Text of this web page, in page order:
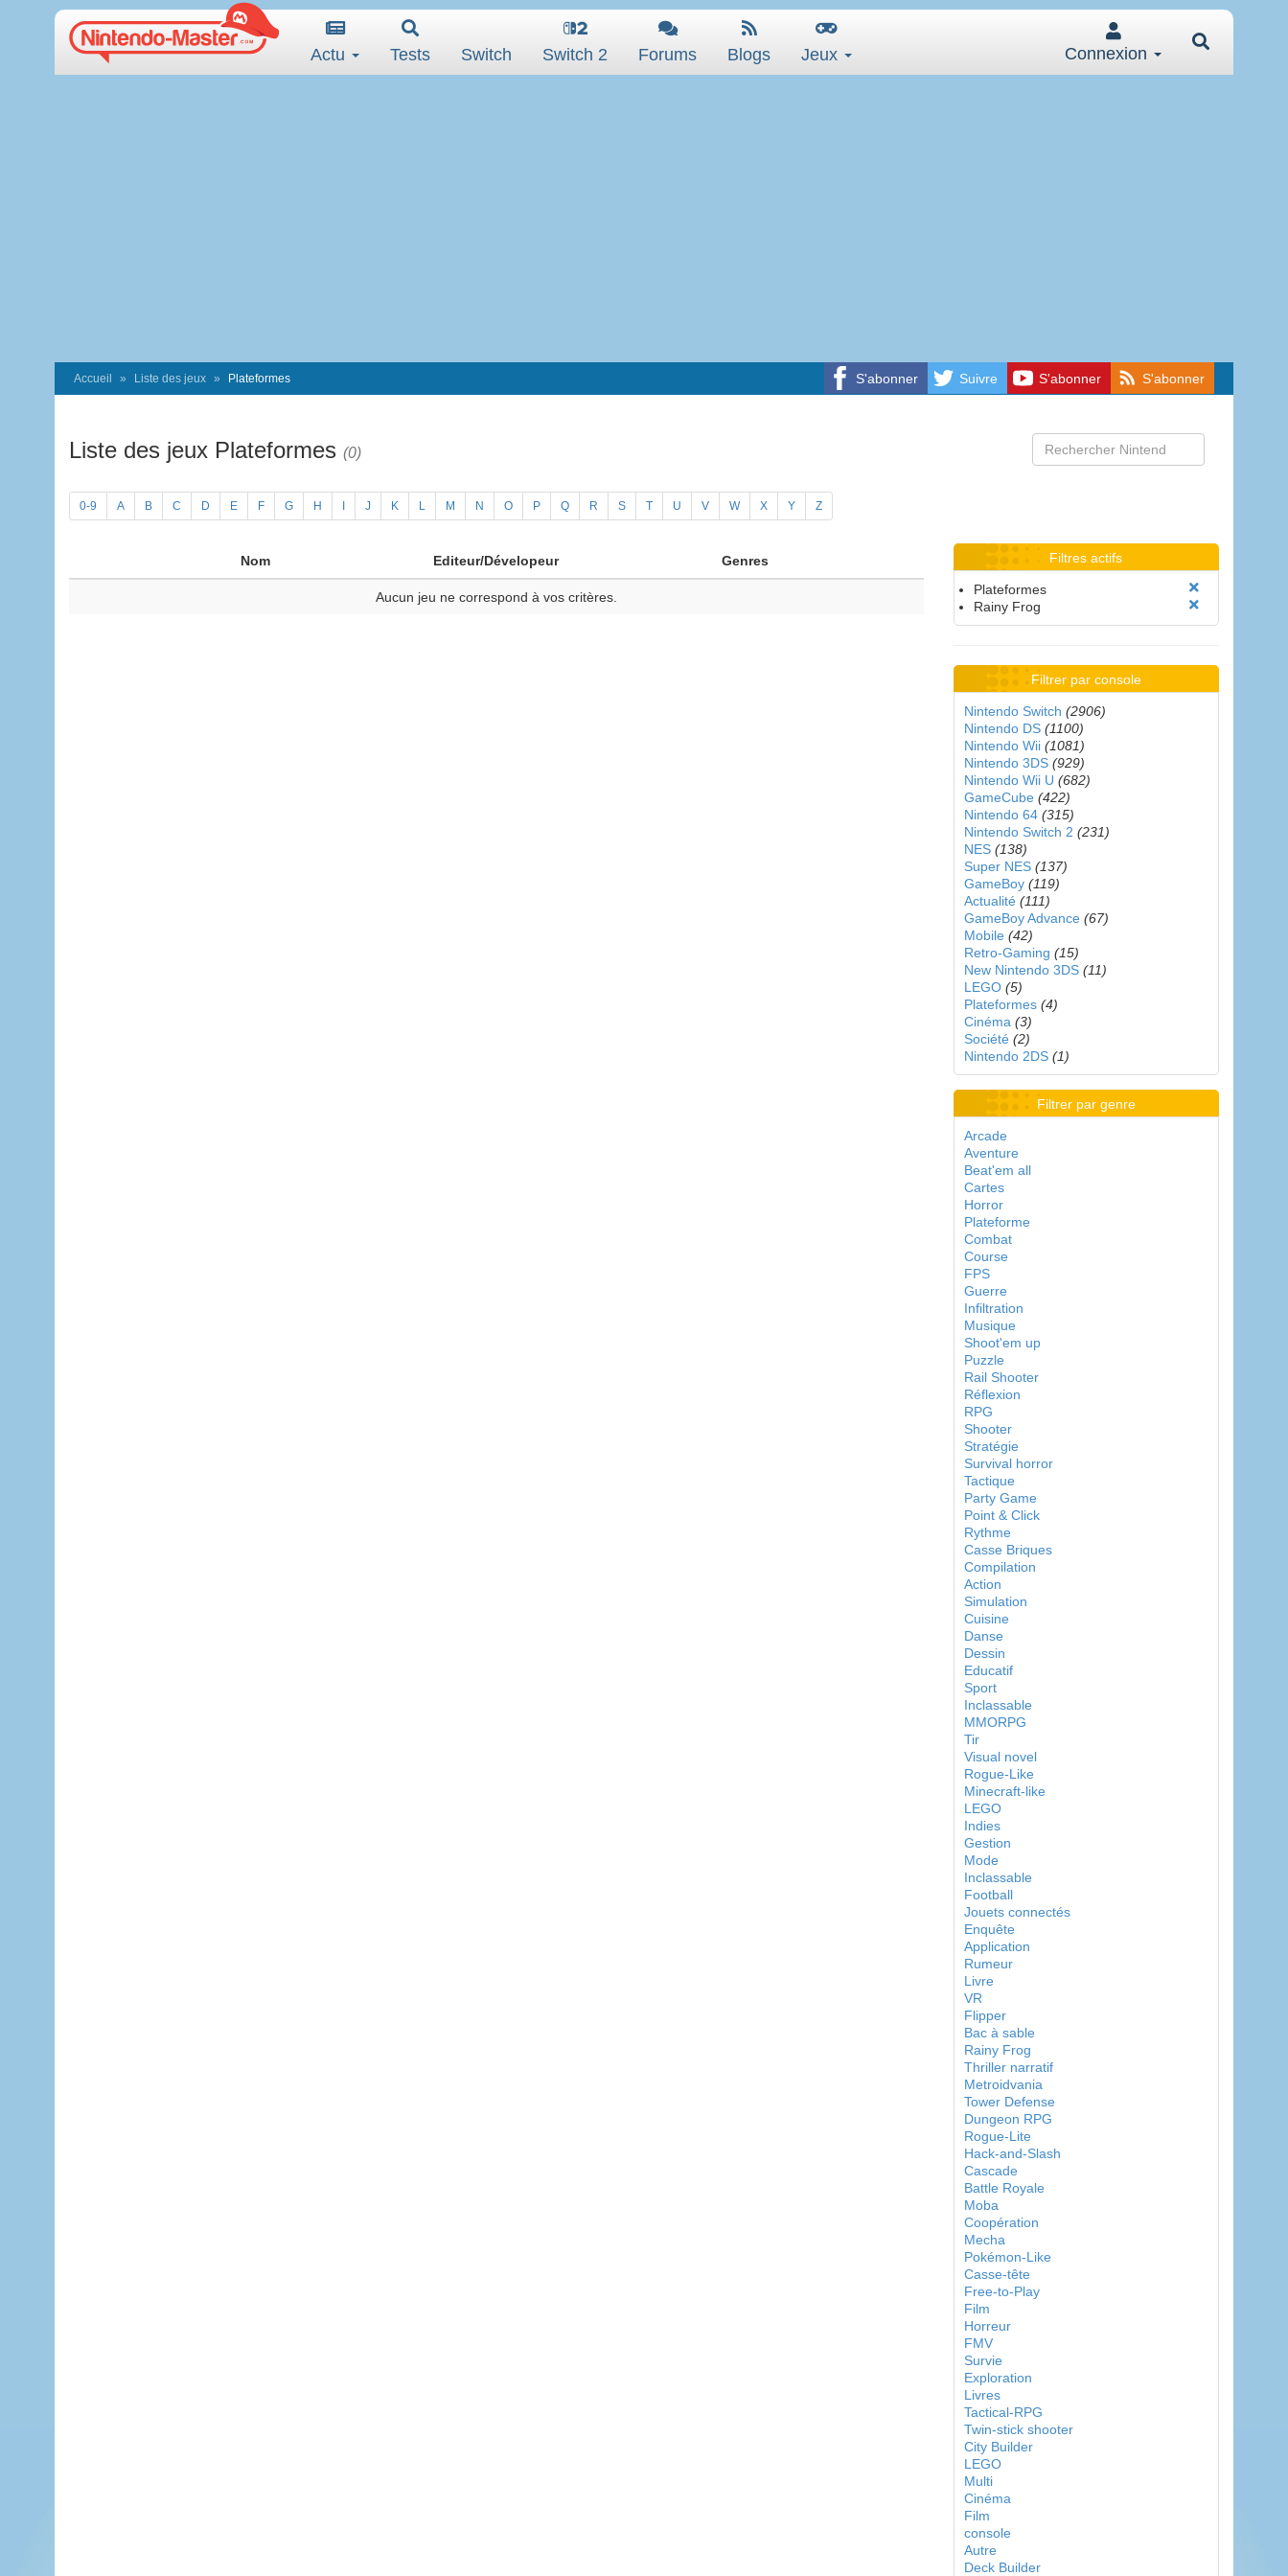
Actu Tests Switch Switch 2 Forums Blogs Jeux Connexion
S'abonner Suivre S'abonner S'abonner
Accueil Liste des jeux Plateformes
Liste des jeux Plateformes (0)
0-9 A B C D E F G H J K L M N O P Q R S T U V W X Y Z
Nom Editeur/Dévelopeur Genres
Aucun jeu ne correspond à vos critères.
Filtres actifs
Plateformes
Rainy Frog
Filtrer par console
Nintendo Switch (2906)
Nintendo DS (1100)
Nintendo Wii (1081)
Nintendo 3DS (929)
Nintendo Wii U (682)
GameCube (422)
Nintendo 64 (315)
Nintendo Switch 2 (231)
NES (138)
Super NES (137)
GameBoy (119)
Actualité (111)
GameBoy Advance (67)
Mobile (42)
Retro-Gaming (15)
New Nintendo 3DS (11)
LEGO (5)
Plateformes (4)
Cinéma (3)
Société (2)
Nintendo 2DS (1)
Filtrer par genre
Arcade
Aventure
Beat'em all
Cartes
Horror
Plateforme
Combat
Course
FPS
Guerre
Infiltration
Musique
Shoot'em up
Puzzle
Rail Shooter
Réflexion
RPG
Shooter
Stratégie
Survival horror
Tactique
Party Game
Point & Click
Rythme
Casse Briques
Compilation
Action
Simulation
Cuisine
Danse
Dessin
Educatif
Sport
Inclassable
MMORPG
Tir
Visual novel
Rogue-Like
Minecraft-like
LEGO
Indies
Gestion
Mode
Inclassable
Football
Jouets connectés
Enquête
Application
Rumeur
Livre
VR
Flipper
Bac à sable
Rainy Frog
Thriller narratif
Metroidvania
Tower Defense
Dungeon RPG
Rogue-Lite
Hack-and-Slash
Cascade
Battle Royale
Moba
Coopération
Mecha
Pokémon-Like
Casse-tête
Free-to-Play
Film
Horreur
FMV
Survie
Exploration
Livres
Tactical-RPG
Twin-stick shooter
City Builder
LEGO
Multi
Cinéma
Film
console
Autre
Deck Builder